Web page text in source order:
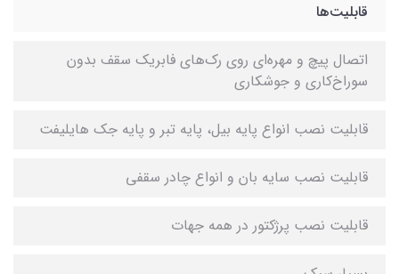
قابلیت‌ها
اتصال پیچ و مهره‌ای روی رک‌های فابریک سقف بدون
سوراخ‌کاری و جوشکاری
قابلیت نصب انواع پایه بیل، پایه تبر و پایه جک هایلیفت
قابلیت نصب سایه بان و انواع چادر سقفی
قابلیت نصب پرژکتور در همه جهات